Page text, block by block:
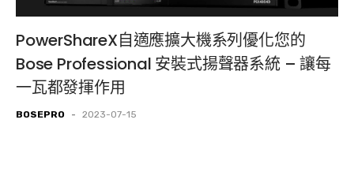
PowerShareX自適應擴大機系列優化您的
Bose Professional 安裝式揚聲器系統 – 讓每
一瓦都發揮作用
BOSEPRO - 2023-07-15